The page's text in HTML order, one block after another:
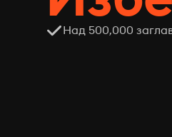
Над 500,000